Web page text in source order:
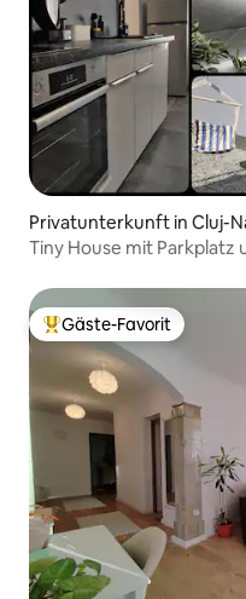
Privatunterkunft in Cluj-
Tiny House mit Parkplatz
Beliebter Gäste-Favorit.
Gäste-Favorit